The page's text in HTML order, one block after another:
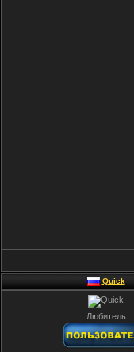
Quick
Любитель